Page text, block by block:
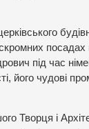
посадах
під час
його чудові
Творця і